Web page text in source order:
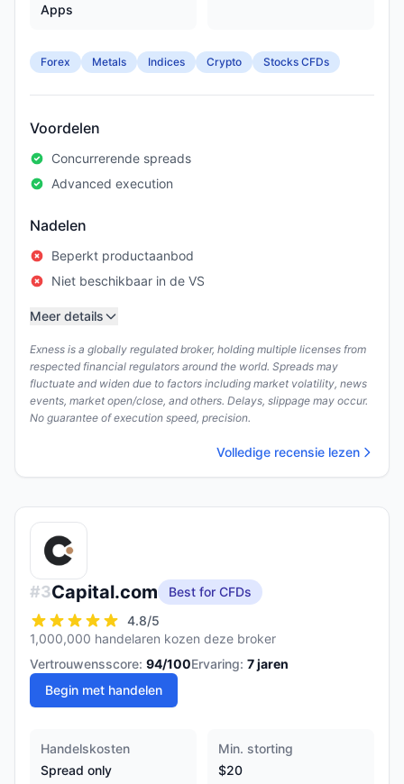
Apps
Forex Metals Indices Crypto Stocks CFDs
Voordelen
Concurrerende spreads
Advanced execution
Nadelen
Beperkt productaanbod
Niet beschikbaar in de VS
Meer details
Exness is a globally regulated broker, holding multiple licenses from
respected financial regulators around the world. Spreads may
fluctuate and widen due to factors including market volatility, news
events, market open/close, and others. Delays, slippage may occur.
No guarantee of execution speed, precision.
Volledige recensie lezen
#3Capital.com
Best for CFDs
4.8/5
1,000,000 handelaren kozen deze broker
Vertrouwensscore: 94/100Ervaring: 7jaren
Begin met handelen
Handelskosten
Spread only
Min. storting
$20